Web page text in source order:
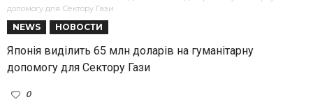
допомогу для Сектору Гази
NEWS НОВОСТИ
Японія виділить 65 млн доларів на гуманітарну
допомогу для Сектору Гази
0